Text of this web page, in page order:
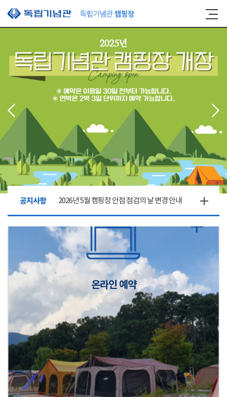
본문 바로가기
공지사항 2026년 5월 캠핑장 안점 점검의 날 변경 안내
캠핑장(9월1일~6일) 미운영 공지
2026년 5월 캠핑장 안점 점검의 날 변경 안내
캠핑장(9월1일~6일) 미운영 공지
2026년 5월 캠핑장 안점 점검의 날 변경 안내
온라인 예약